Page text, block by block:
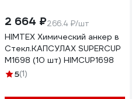
2 664 ₽266.4 ₽/шт
HIMTEX Химический анкер в
Стекл.КАПСУЛАХ SUPERCUP
M1698 (10 шт) HIMCUP1698
5(1)